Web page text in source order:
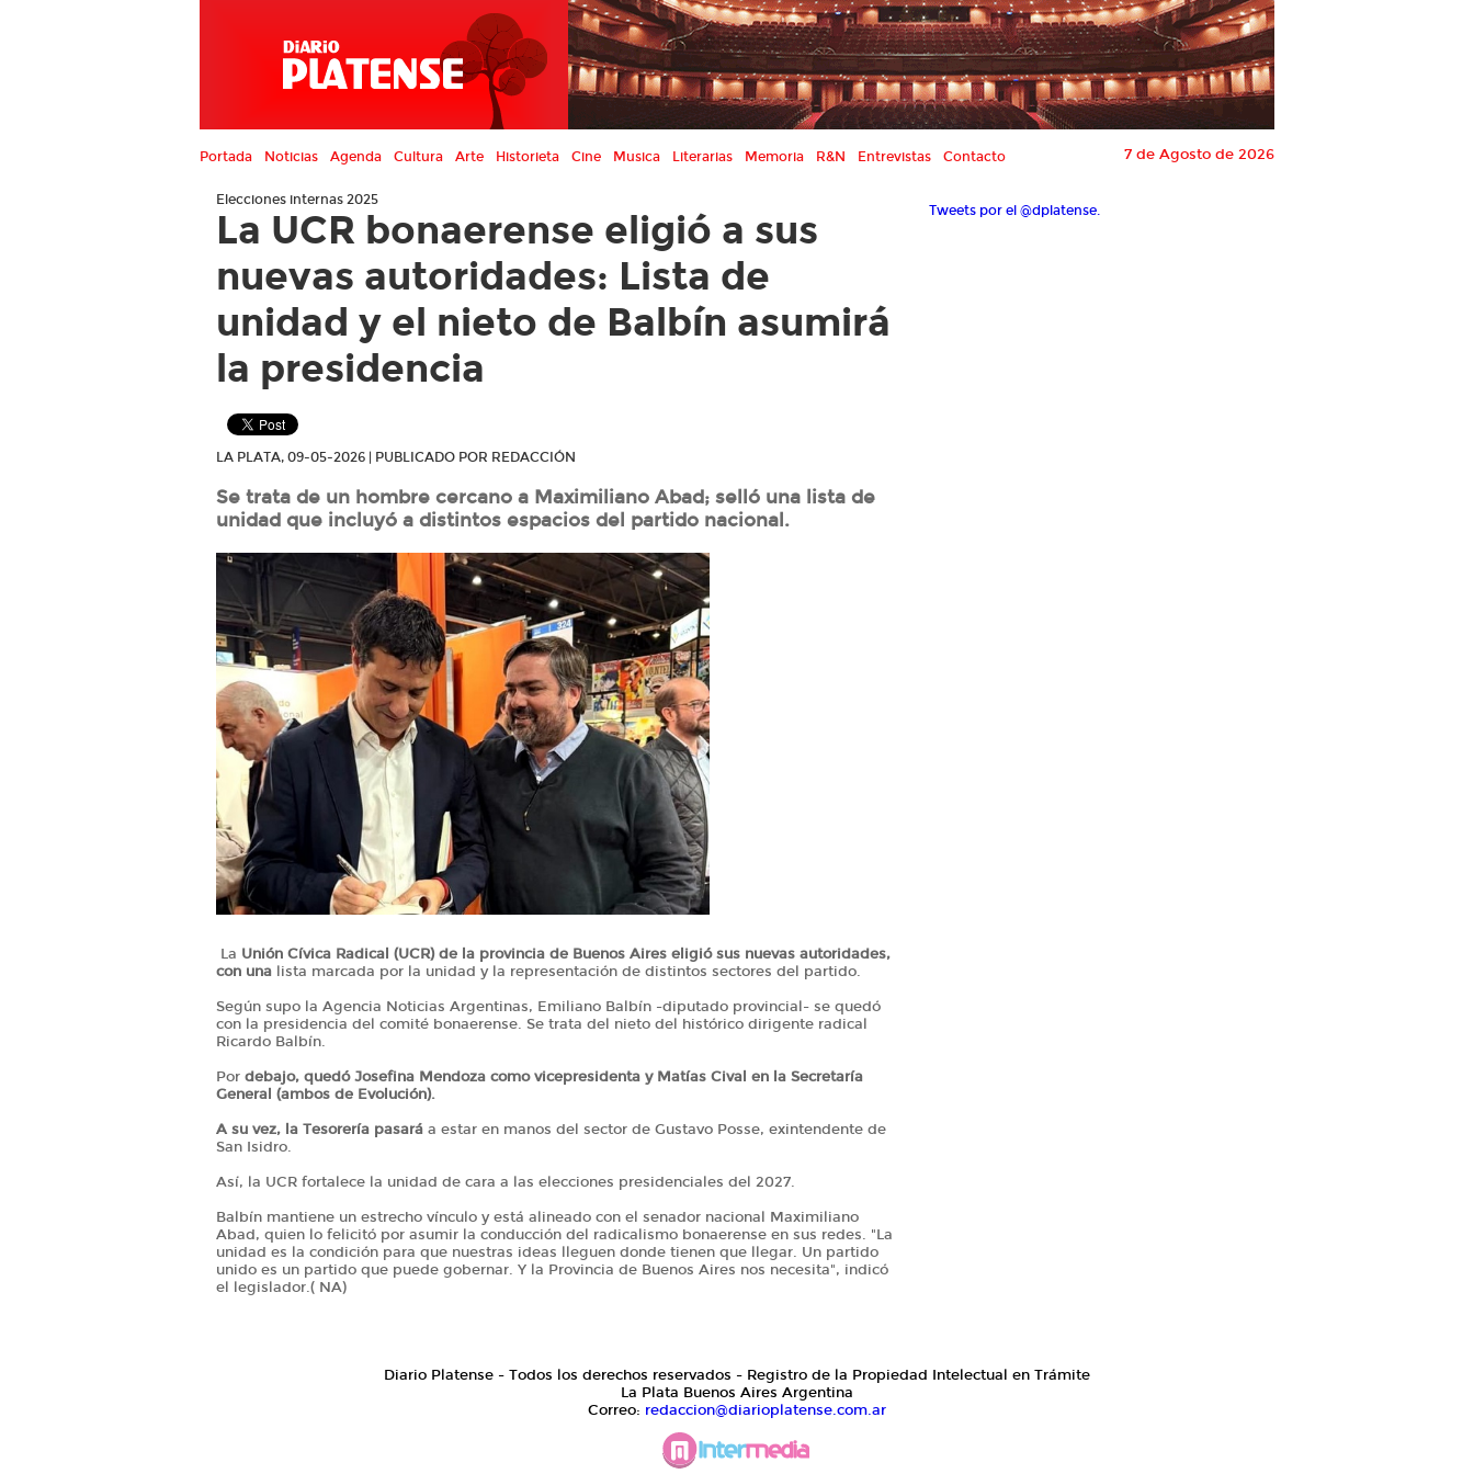
Portada Noticias Agenda Cultura Arte Historieta Cine Musica Literarias Memoria R&N Entrevistas Contacto 7 de Agosto de 2026
Elecciones internas 2025
La UCR bonaerense eligió a sus
nuevas autoridades: Lista de
unidad y el nieto de Balbín asumirá
la presidencia
LA PLATA, 09-05-2026 | PUBLICADO POR REDACCIÓN
Se trata de un hombre cercano a Maximiliano Abad; selló una lista de
unidad que incluyó a distintos espacios del partido nacional.
La Unión Cívica Radical (UCR) de la provincia de Buenos Aires eligió sus nuevas autoridades,
con una lista marcada por la unidad y la representación de distintos sectores del partido.
Según supo la Agencia Noticias Argentinas, Emiliano Balbín -diputado provincial- se quedó
con la presidencia del comité bonaerense. Se trata del nieto del histórico dirigente radical
Ricardo Balbín.
Por debajo, quedó Josefina Mendoza como vicepresidenta y Matías Cival en la Secretaría
General (ambos de Evolución).
A su vez, la Tesorería pasará a estar en manos del sector de Gustavo Posse, exintendente de
San Isidro.
Así, la UCR fortalece la unidad de cara a las elecciones presidenciales del 2027.
Balbín mantiene un estrecho vínculo y está alineado con el senador nacional Maximiliano
Abad, quien lo felicitó por asumir la conducción del radicalismo bonaerense en sus redes. "La
unidad es la condición para que nuestras ideas lleguen donde tienen que llegar. Un partido
unido es un partido que puede gobernar. Y la Provincia de Buenos Aires nos necesita", indicó
el legislador.( NA)
Tweets por el @dplatense.
Diario Platense - Todos los derechos reservados - Registro de la Propiedad Intelectual en Trámite
La Plata Buenos Aires Argentina
Correo: redaccion@diarioplatense.com.ar